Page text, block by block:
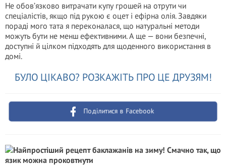
Не обов’язково витрачати купу грошей на отрути чи
спеціалістів, якщо під рукою є оцет і ефірна олія. Завдяки
пораді мого тата я переконалася, що натуральні методи
можуть бути не менш ефективними. А ще — вони безпечні,
доступні й цілком підходять для щоденного використання в
домі.
БУЛО ЦІКАВО? РОЗКАЖІТЬ ПРО ЦЕ ДРУЗЯМ!
Поділитися в Facebook